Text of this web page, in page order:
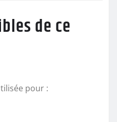
de ce
pour :